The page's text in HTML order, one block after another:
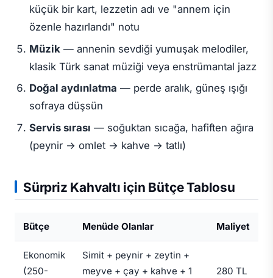
küçük bir kart, lezzetin adı ve "annem için
özenle hazırlandı" notu
Müzik — annenin sevdiği yumuşak melodiler,
klasik Türk sanat müziği veya enstrümantal jazz
Doğal aydınlatma — perde aralık, güneş ışığı
sofraya düşsün
Servis sırası — soğuktan sıcağa, hafiften ağıra
(peynir → omlet → kahve → tatlı)
Sürpriz Kahvaltı için Bütçe Tablosu
Bütçe Menüde Olanlar Maliyet
Ekonomik
(250-
Simit + peynir + zeytin +
meyve + çay + kahve + 1
280 TL